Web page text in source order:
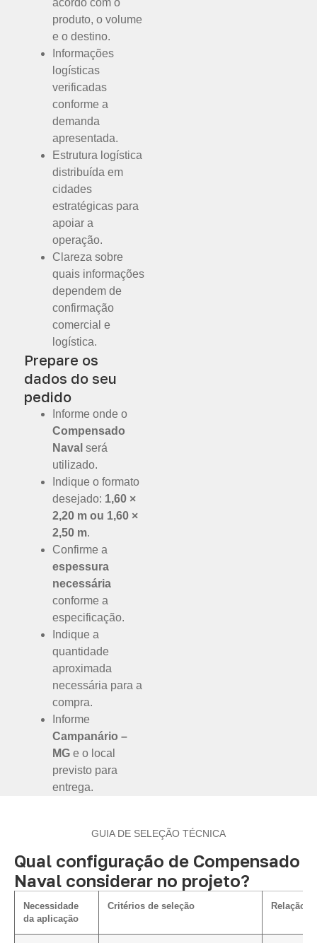
produto, o volume
e o destino.
Informações
logísticas
verificadas
conforme a
demanda
apresentada.
Estrutura logística
distribuída em
cidades
estratégicas para
apoiar a
operação.
Clareza sobre
quais informações
dependem de
confirmação
comercial e
logística.
Prepare os
dados do seu
pedido
Informe onde o
Compensado
Naval será
utilizado.
Indique o formato
desejado: 1,60 ×
2,20 m ou 1,60 ×
2,50 m.
Confirme a
espessura
necessária
conforme a
especificação.
Indique a
quantidade
aproximada
necessária para a
compra.
Informe
Campanário –
MG e o local
previsto para
entrega.
GUIA DE SELEÇÃO TÉCNICA
Qual configuração de Compensado
Naval considerar no projeto?
Necessidade
da aplicação
Critérios de seleção Relação